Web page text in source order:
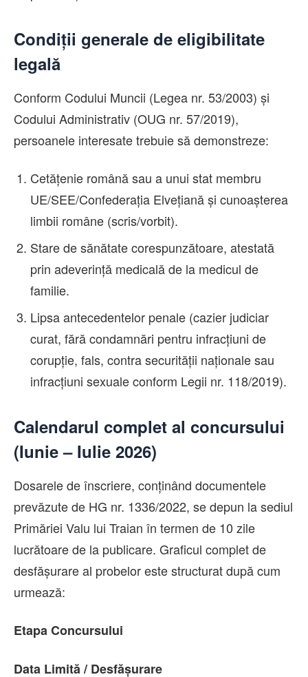
Condiții generale de eligibilitate
legală
Conform Codului Muncii (Legea nr. 53/2003) și
Codului Administrativ (OUG nr. 57/2019),
persoanele interesate trebuie să demonstreze:
Cetățenie română sau a unui stat membru
UE/SEE/Confederația Elvețiană și cunoașterea
limbii române (scris/vorbit).
Stare de sănătate corespunzătoare, atestată
prin adeverință medicală de la medicul de
familie.
Lipsa antecedentelor penale (cazier judiciar
curat, fără condamnări pentru infracțiuni de
corupție, fals, contra securității naționale sau
infracțiuni sexuale conform Legii nr. 118/2019).
Calendarul complet al concursului
(Iunie – Iulie 2026)
Dosarele de înscriere, conținând documentele
prevăzute de HG nr. 1336/2022, se depun la sediul
Primăriei Valu lui Traian în termen de 10 zile
lucrătoare de la publicare. Graficul complet de
desfășurare al probelor este structurat după cum
urmează:
Etapa Concursului
Data Limită / Desfășurare